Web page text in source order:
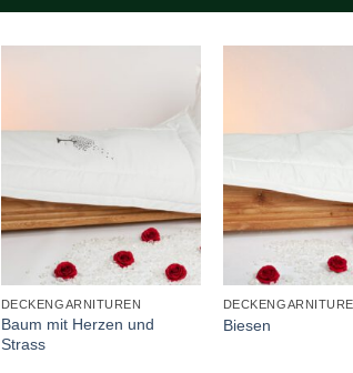
DECKENGARNITUREN
Baum mit Herzen und
Strass
+
Biesen